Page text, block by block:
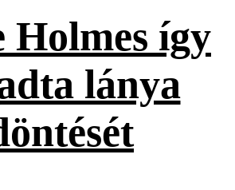
Holmes így
lánya